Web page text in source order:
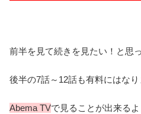
前半を見て続きを見たい！と思
後半の7話～12話も有料にはな
Abema TVで見ることが出来る